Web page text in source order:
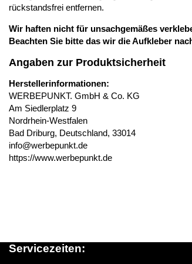
rückstandsfrei entfernen.
Wir haften nicht für unsachgemäßes
Beachten Sie bitte das wir die Aufkleber
Angaben zur Produktsicherheit
Herstellerinformationen:
WERBEPUNKT. GmbH & Co. KG
Am Siedlerplatz 9
Nordrhein-Westfalen
Bad Driburg, Deutschland, 33014
info@werbepunkt.de
https://www.werbepunkt.de
Servicezeiten: